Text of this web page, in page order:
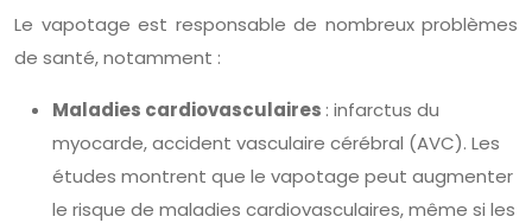
Le vapotage est responsable de nombreux problèmes
de santé, notamment :
Maladies cardiovasculaires : infarctus du
myocarde, accident vasculaire cérébral (AVC). Les
études montrent que le vapotage peut augmenter
le risque de maladies cardiovasculaires, même si les